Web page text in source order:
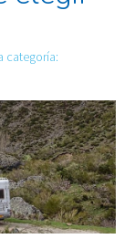
categoría: